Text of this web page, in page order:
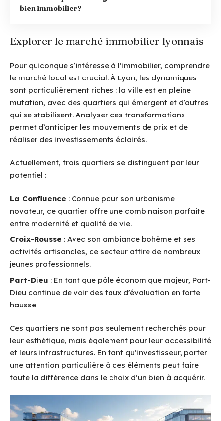
bien immobilier?
Explorer le marché immobilier lyonnais
Pour quiconque s’intéresse à l’immobilier, comprendre
le marché local est crucial. À Lyon, les dynamiques
sont particulièrement riches : la ville est en pleine
mutation, avec des quartiers qui émergent et d’autres
qui se stabilisent. Analyser ces transformations
permet d’anticiper les mouvements de prix et de
réaliser des investissements éclairés.
Actuellement, trois quartiers se distinguent par leur
potentiel :
La Confluence : Connue pour son urbanisme
novateur, ce quartier offre une combinaison parfaite
entre modernité et qualité de vie.
Croix-Rousse : Avec son ambiance bohème et ses
activités artisanales, ce secteur attire de nombreux
jeunes professionnels.
Part-Dieu : En tant que pôle économique majeur, Part-
Dieu continue de voir des taux d’évaluation en forte
hausse.
Ces quartiers ne sont pas seulement recherchés pour
leur esthétique, mais également pour leur accessibilité
et leurs infrastructures. En tant qu’investisseur, porter
une attention particulière à ces éléments peut faire
toute la différence dans le choix d’un bien à acquérir.